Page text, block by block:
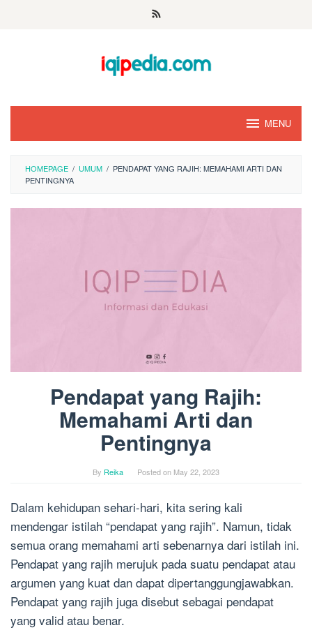
MENU
HOMEPAGE / UMUM / PENDAPAT YANG RAJIH: MEMAHAMI ARTI DAN
PENTINGNYA
Pendapat yang Rajih:
Memahami Arti dan
Pentingnya
By Reika Posted on May 22, 2023
Dalam kehidupan sehari-hari, kita sering kali
mendengar istilah “pendapat yang rajih”. Namun, tidak
semua orang memahami arti sebenarnya dari istilah ini.
Pendapat yang rajih merujuk pada suatu pendapat atau
argumen yang kuat dan dapat dipertanggungjawabkan.
Pendapat yang rajih juga disebut sebagai pendapat
yang valid atau benar.